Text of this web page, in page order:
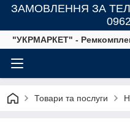
ЗАМОВЛЕННЯ ЗА
"УКРМАРКЕТ" -
Товари та послуги